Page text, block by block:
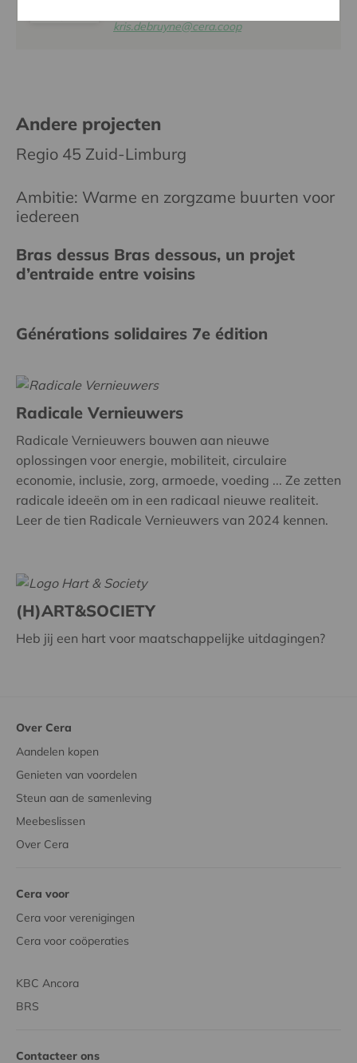
kris.debruyne@cera.coop
Andere projecten
Regio 45 Zuid-Limburg
Ambitie: Warme en zorgzame buurten voor
iedereen
Bras dessus Bras dessous, un projet
d’entraide entre voisins
Générations solidaires 7e édition
Radicale Vernieuwers
Radicale Vernieuwers bouwen aan nieuwe
oplossingen voor energie, mobiliteit, circulaire
economie, inclusie, zorg, armoede, voeding ... Ze zetten
radicale ideeën om in een radicaal nieuwe realiteit.
Leer de tien Radicale Vernieuwers van 2024 kennen.
(H)ART&SOCIETY
Heb jij een hart voor maatschappelijke uitdagingen?
Over Cera
Aandelen kopen
Genieten van voordelen
Steun aan de samenleving
Meebeslissen
Over Cera
Cera voor
Cera voor verenigingen
Cera voor coöperaties
KBC Ancora
BRS
Contacteer ons